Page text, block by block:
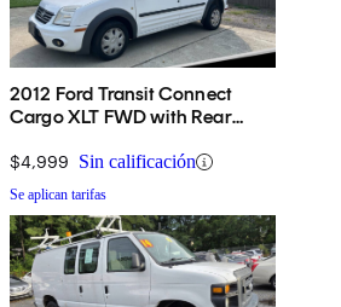
2012 Ford Transit Connect
Cargo XLT FWD with Rear
$4,999 Sin calificación
Se aplican tarifas